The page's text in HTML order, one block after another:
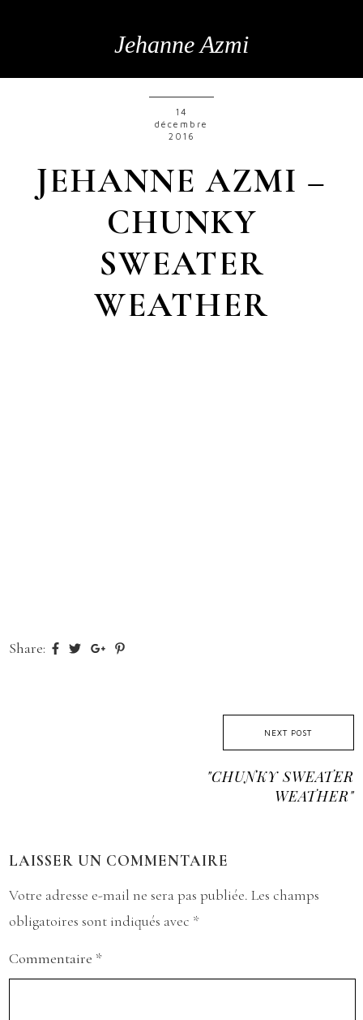
Jehanne Azmi
14
décembre
2016
JEHANNE AZMI –
CHUNKY
SWEATER
WEATHER
Share:
NEXT POST
"CHUNKY SWEATER
WEATHER"
LAISSER UN COMMENTAIRE
Votre adresse e-mail ne sera pas publiée. Les champs
obligatoires sont indiqués avec *
Commentaire *